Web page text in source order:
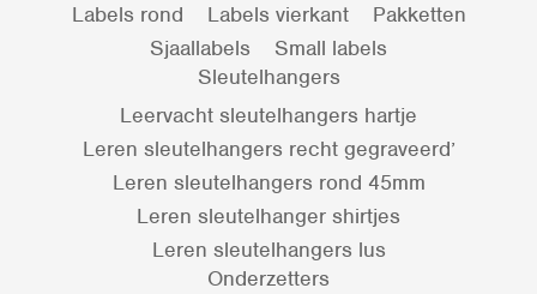
Labels rond
Labels vierkant
Pakketten
Sjaallabels
Small labels
Sleutelhangers
Leervacht sleutelhangers hartje
Leren sleutelhangers recht gegraveerd’
Leren sleutelhangers rond 45mm
Leren sleutelhanger shirtjes
Leren sleutelhangers lus
Onderzetters